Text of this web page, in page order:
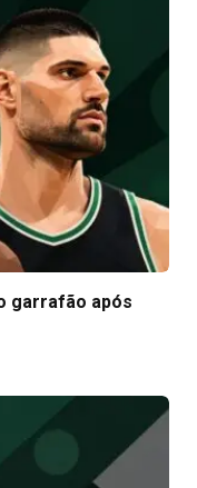
garrafão após